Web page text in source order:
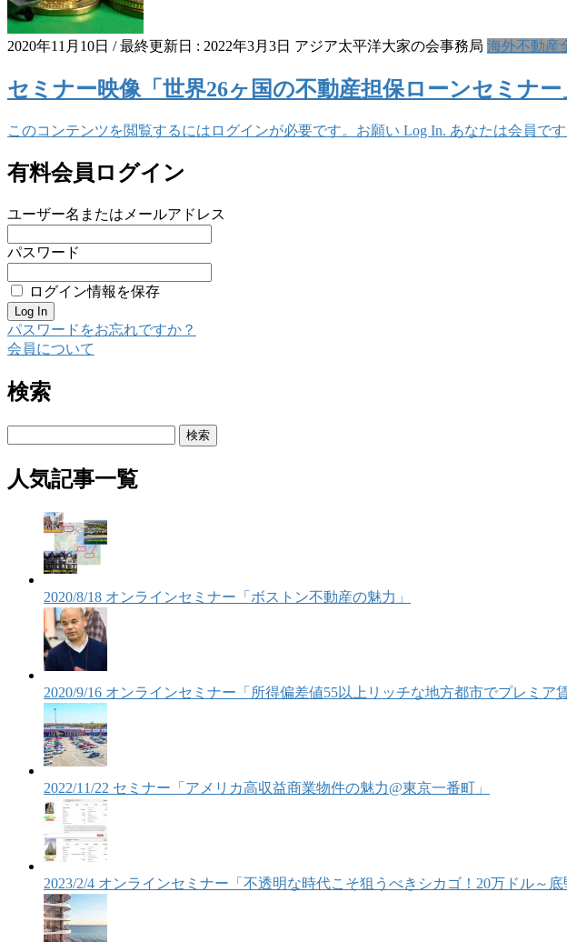
2020年11月10日 / 最終更新日 : 2022年3月3日 アジア太平洋大家の会事務局 海外不動産
セミナー映像「世界26ヶ国の不動産担保ローンセミナー
このコンテンツを閲覧するにはログインが必要です。お願い Log In. あなたは会員で
有料会員ログイン
ユーザー名またはメールアドレス
パスワード
ログイン情報を保存
パスワードをお忘れですか？
会員について
検索
人気記事一覧
2020/8/18 オンラインセミナー「ボストン不動産の魅力」
2020/9/16 オンラインセミナー「所得偏差値55以上リッチな地方都市でプレミア
2022/11/22 セミナー「アメリカ高収益商業物件の魅力@東京一番町」
2023/2/4 オンラインセミナー「不透明な時代こそ狙うべきシカゴ！20万ドル～底